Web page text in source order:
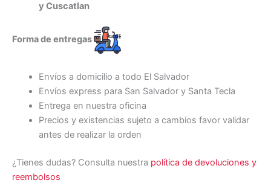
y Cuscatlan
Forma de entregas
Envíos a domicilio a todo El Salvador
Envíos express para San Salvador y Santa Tecla
Entrega en nuestra oficina
Precios y existencias sujeto a cambios favor validar
antes de realizar la orden
¿Tienes dudas? Consulta nuestra política de devoluciones y
reembolsos